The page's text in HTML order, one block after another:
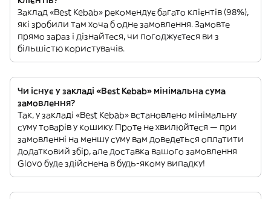
Заклад «Best Kebab» рекомендує багато клієнтів (98%),
які зробили там хоча б одне замовлення. Замовте
прямо зараз і дізнайтеся, чи погоджуєтеся ви з
більшістю користувачів.
Чи існує у закладі «Best Kebab» мінімальна сума
замовлення?
Так, у закладі «Best Kebab» встановлено мінімальну
суму товарів у кошику. Проте не хвилюйтеся — при
замовленні на меншу суму вам доведеться оплатити
додатковий збір, але доставка вашого замовлення
Glovo буде здійснена в будь-якому випадку!